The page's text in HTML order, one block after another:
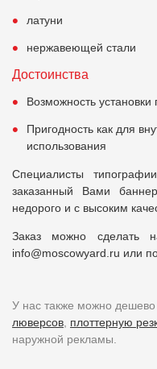
латуни
нержавеющей стали
Достоинства
Возможность
Пригодность как для
использования
Специалисты
заказанный Вами баннер с
недорого и с высоким
Заказ можно сделать
info@moscowyard.ru или
У нас также можно дешево
люверсов, плоттерную
наружной рекламы.